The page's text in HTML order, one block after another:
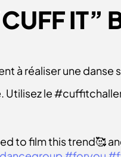
IT”
à réaliser une danse
Utilisez le
to film this trend🥰